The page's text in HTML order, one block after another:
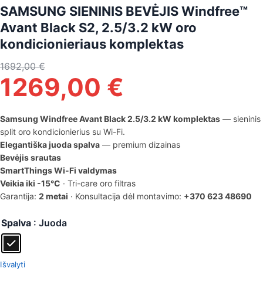
SAMSUNG SIENINIS BEVĖJIS Windfree™
Avant Black S2, 2.5/3.2 kW oro
kondicionieriaus komplektas
1692,00€
1269,00 €
Samsung Windfree Avant Black 2.5/3.2 kW komplektas — sieninis
split oro kondicionierius su Wi-Fi.
Elegantiška juoda spalva — premium dizainas
Bevėjis srautas
SmartThings Wi-Fi valdymas
Veikia iki -15°C · Tri-care oro filtras
Garantija: 2 metai · Konsultacija dėl montavimo: +370 623 48690
Spalva : Juoda
Išvalyti